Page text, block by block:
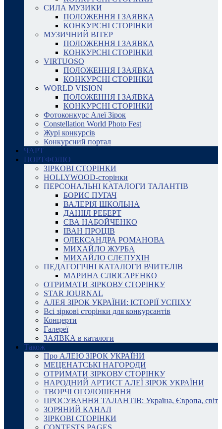
СИЛА МУЗИКИ
ПОЛОЖЕННЯ І ЗАЯВКА
КОНКУРСНІ СТОРІНКИ
МУЗИЧНИЙ ВІТЕР
ПОЛОЖЕННЯ І ЗАЯВКА
КОНКУРСНІ СТОРІНКИ
VIRTUOSO
ПОЛОЖЕННЯ І ЗАЯВКА
КОНКУРСНІ СТОРІНКИ
WORLD VISION
ПОЛОЖЕННЯ І ЗАЯВКА
КОНКУРСНІ СТОРІНКИ
Фотоконкурс Алеї Зірок
Constellation World Photo Fest
Журі конкурсів
Конкурсний портал
ЧАРТ
ПОРТФОЛІО
ЗІРКОВІ СТОРІНКИ
HOLLYWOOD-сторінки
ПЕРСОНАЛЬНІ КАТАЛОГИ ТАЛАНТІВ
БОРИС ПУГАЧ
ВАЛЕРІЯ ШКОЛЬНА
ДАНІІЛ РЕБЕРТ
ЄВА НАБОЙЧЕНКО
ІВАН ПРОЦІВ
ОЛЕКСАНДРА РОМАНОВА
МИХАЙЛО ЖУРБА
МИХАЙЛО СЛЄПУХІН
ПЕДАГОГІЧНІ КАТАЛОГИ ВЧИТЕЛІВ
МАРИНА СЛЮСАРЕНКО
ОТРИМАТИ ЗІРКОВУ СТОРІНКУ
STAR JOURNAL
АЛЕЯ ЗІРОК УКРАЇНИ: ІСТОРІЇ УСПІХУ
Всі зіркові сторінки для конкурсантів
Концерти
Галереї
ЗАЯВКА в каталоги
Також
Про АЛЕЮ ЗІРОК УКРАЇНИ
МЕЦЕНАТСЬКІ НАГОРОДИ
ОТРИМАТИ ЗІРКОВУ СТОРІНКУ
НАРОДНИЙ АРТИСТ АЛЕЇ ЗІРОК УКРАЇНИ
ТВОРЧІ ОГОЛОШЕННЯ
ПРОСУВАННЯ ТАЛАНТІВ: Україна, Європа, світ
ЗОРЯНИЙ КАНАЛ
ЗІРКОВІ СТОРІНКИ
CONTESTS PAGES